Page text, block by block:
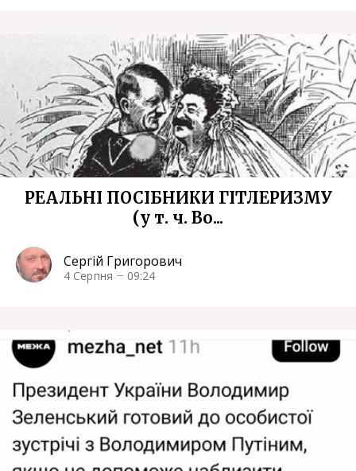
РЕАЛЬНІ ПОСІБНИКИ ГІТЛЕРИЗМУ
(у т. ч. Во...
Сергій Григорович
4 Серпня 09:24